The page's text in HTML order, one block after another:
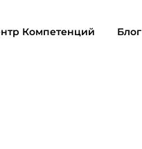
Компетенций Блог